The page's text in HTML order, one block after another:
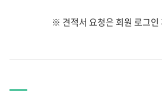
※ 견적서 요청은 회원 로그인